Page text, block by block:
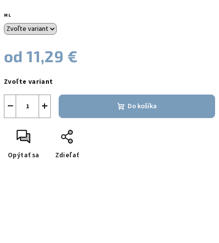
ML
od11,29 €
cena:
Zvoľte variant
+
− Do košíka
Opýtať sa Zdieľať